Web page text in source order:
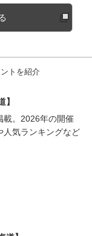
トを紹介
】
載。2026年の開催
人気ランキングなど